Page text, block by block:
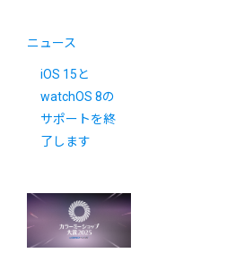
ニュース
iOS 15と
watchOS 8の
サポートを終
了します